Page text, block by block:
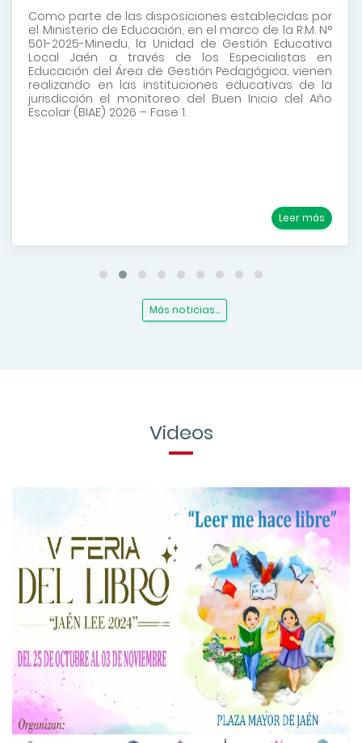
Como parte de las disposiciones establecidas por
el Ministerio de Educación, en el marco de la R.M. N°
501-2025-Minedu, la Unidad de Gestión Educativa
Local Jaén a través de los Especialistas en
Educación del Área de Gestión Pedagógica, vienen
realizando en las instituciones educativas de la
jurisdicción el monitoreo del Buen Inicio del Año
Escolar (BIAE) 2026 – Fase 1.
Leer más
Más noticias...
Videos